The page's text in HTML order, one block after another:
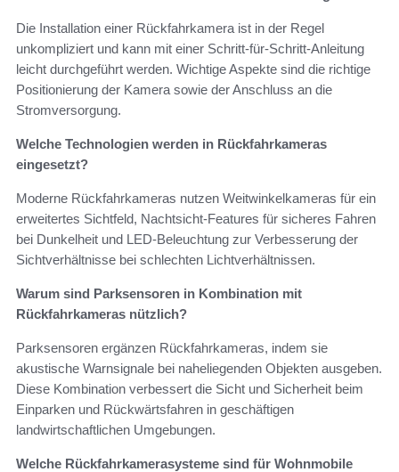
Die Installation einer Rückfahrkamera ist in der Regel
unkompliziert und kann mit einer Schritt-für-Schritt-Anleitung
leicht durchgeführt werden. Wichtige Aspekte sind die richtige
Positionierung der Kamera sowie der Anschluss an die
Stromversorgung.
Welche Technologien werden in Rückfahrkameras
eingesetzt?
Moderne Rückfahrkameras nutzen Weitwinkelkameras für ein
erweitertes Sichtfeld, Nachtsicht-Features für sicheres Fahren
bei Dunkelheit und LED-Beleuchtung zur Verbesserung der
Sichtverhältnisse bei schlechten Lichtverhältnissen.
Warum sind Parksensoren in Kombination mit
Rückfahrkameras nützlich?
Parksensoren ergänzen Rückfahrkameras, indem sie
akustische Warnsignale bei naheliegenden Objekten ausgeben.
Diese Kombination verbessert die Sicht und Sicherheit beim
Einparken und Rückwärtsfahren in geschäftigen
landwirtschaftlichen Umgebungen.
Welche Rückfahrkamerasysteme sind für Wohnmobile